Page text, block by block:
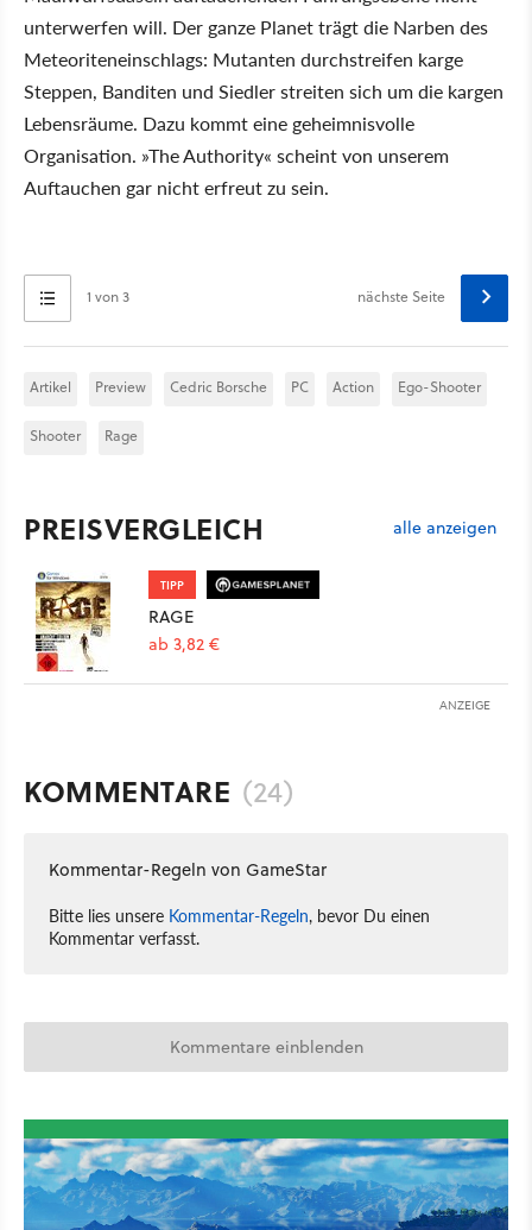
unterwerfen will. Der ganze Planet trägt die Narben des
Meteoriteneinschlags: Mutanten durchstreifen karge
Steppen, Banditen und Siedler streiten sich um die kargen
Lebensräume. Dazu kommt eine geheimnisvolle
Organisation. »The Authority« scheint von unserem
Auftauchen gar nicht erfreut zu sein.
1 von 3 nächste Seite
Artikel Preview Cedric Borsche PC Action Ego-Shooter
Shooter Rage
PREISVERGLEICH alle anzeigen
TIPP
RAGE
ab 3,82 €
ANZEIGE
KOMMENTARE (24)
Kommentar-Regeln von GameStar
Bitte lies unsere Kommentar-Regeln, bevor Du einen
Kommentar verfasst.
Kommentare einblenden